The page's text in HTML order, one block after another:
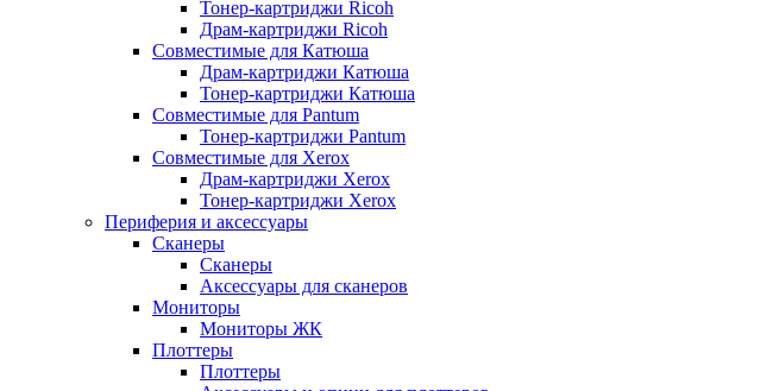
Тонер-картриджи Ricoh
Драм-картриджи Ricoh
Совместимые для Катюша
Драм-картриджи Катюша
Тонер-картриджи Катюша
Совместимые для Pantum
Тонер-картриджи Pantum
Совместимые для Xerox
Драм-картриджи Xerox
Тонер-картриджи Xerox
Периферия и аксессуары
Сканеры
Сканеры
Аксессуары для сканеров
Мониторы
Мониторы ЖК
Плоттеры
Плоттеры